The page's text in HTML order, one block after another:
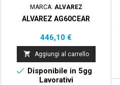
MARCA: ALVAREZ
ALVAREZ AG60CEAR
Prezzo
446,10 €
 Aggiungi al carrello
 Disponibile in 5gg
Lavorativi